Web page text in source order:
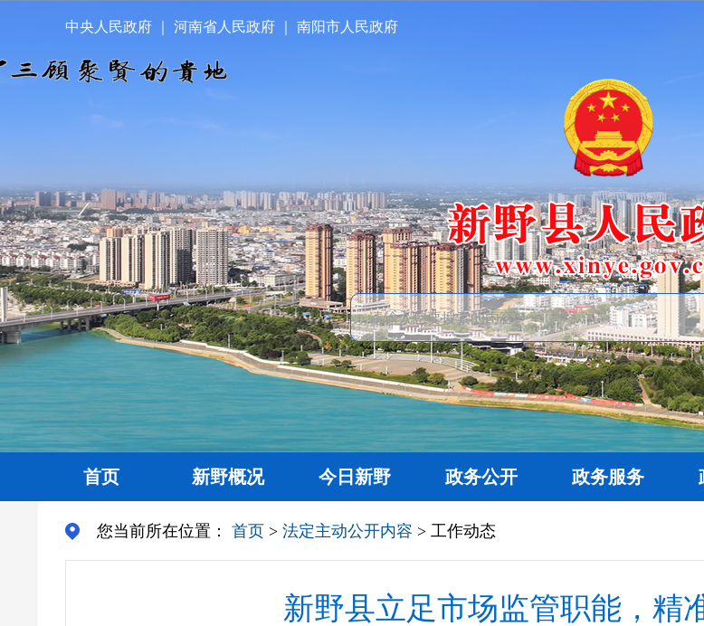
中央人民政府 河南省人民政府 南阳市人民政府
首页 新野概况 今日新野 政务公开 政务服务
您当前所在位置： 首页 > 法定主动公开内容 > 工作动态
新野县立足市场监管职能，精